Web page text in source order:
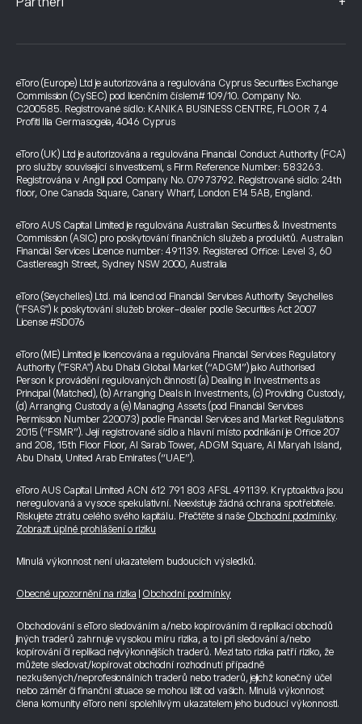
eToro (Europe) Ltd je autorizována a regulována Cyprus Securities Exchange
Commission (CySEC) pod licenčním číslem# 109/10. Company No.
C200585. Registrované sídlo: KANIKA BUSINESS CENTRE, FLOOR 7, 4
Profiti Ilia Germasogeia, 4046 Cyprus
eToro (UK) Ltd je autorizována a regulována Financial Conduct Authority (FCA)
pro služby související s investicemi, s Firm Reference Number: 583263.
Registrována v Anglii pod Company No. 07973792. Registrované sídlo: 24th
floor, One Canada Square, Canary Wharf, London E14 5AB, England.
eToro AUS Capital Limited je regulována Australian Securities & Investments
Commission (ASIC) pro poskytování finančních služeb a produktů. Australian
Financial Services Licence number: 491139. Registered Office: Level 3, 60
Castlereagh Street, Sydney NSW 2000, Australia
eToro (Seychelles) Ltd. má licenci od Financial Services Authority Seychelles
("FSAS") k poskytování služeb broker-dealer podle Securities Act 2007
License #SD076
eToro (ME) Limited je licencována a regulována Financial Services Regulatory
Authority ("FSRA") Abu Dhabi Global Market (“ADGM”) jako Authorised
Person k provádění regulovaných činností (a) Dealing in Investments as
Principal (Matched), (b) Arranging Deals in Investments, (c) Providing Custody,
(d) Arranging Custody a (e) Managing Assets (pod Financial Services
Permission Number 220073) podle Financial Services and Market Regulations
2015 (“FSMR”). Její registrované sídlo a hlavní místo podnikání je Office 207
and 208, 15th Floor Floor, Al Sarab Tower, ADGM Square, Al Maryah Island,
Abu Dhabi, United Arab Emirates (“UAE”).
eToro AUS Capital Limited ACN 612 791 803 AFSL 491139. Kryptoaktiva jsou
neregulovaná a vysoce spekulativní. Neexistuje žádná ochrana spotřebitele.
Riskujete ztrátu celého svého kapitálu. Přečtěte si naše Obchodní podmínky.
Zobrazit úplné prohlášení o riziku
Minulá výkonnost není ukazatelem budoucích výsledků.
Obecné upozornění na rizika Obchodní podmínky
Obchodování s eToro sledováním a/nebo kopírováním či replikací obchodů
jiných traderů zahrnuje vysokou míru rizika, a to i při sledování a/nebo
kopírování či replikaci nejvýkonnějších traderů. Mezi tato rizika patří riziko, že
můžete sledovat/kopírovat obchodní rozhodnutí případně
nezkušených/neprofesionálních traderů nebo traderů, jejichž konečný účel
nebo záměr či finanční situace se mohou lišit od vašich. Minulá výkonnost
člena komunity eToro není spolehlivým ukazatelem jeho budoucí výkonnosti.